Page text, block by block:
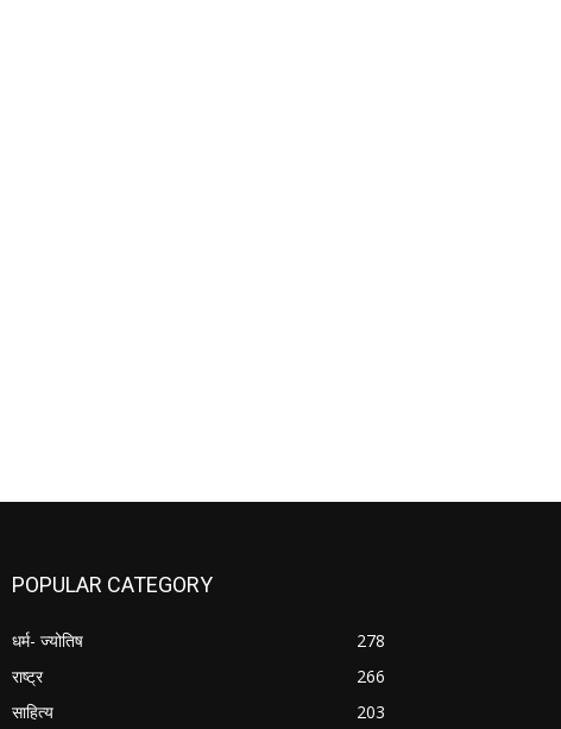
POPULAR CATEGORY
धर्म- ज्योतिष
278
राष्ट्र
266
साहित्य
203